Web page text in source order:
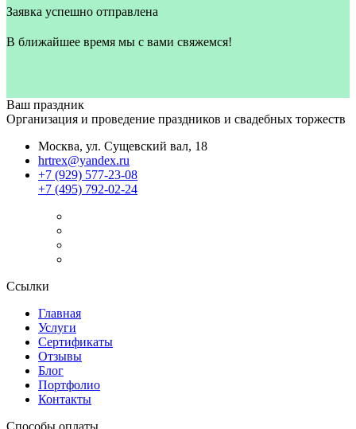
Заявка успешно отправлена
В ближайшее время мы с вами свяжемся!
Ваш праздник
Организация и проведение праздников и свадебных торжеств
Москва, ул. Сущевский вал, 18
hrtrex@yandex.ru
+7 (929) 577-23-08
+7 (495) 792-02-24
Ссылки
Главная
Услуги
Сертификаты
Отзывы
Блог
Портфолио
Контакты
Способы оплаты